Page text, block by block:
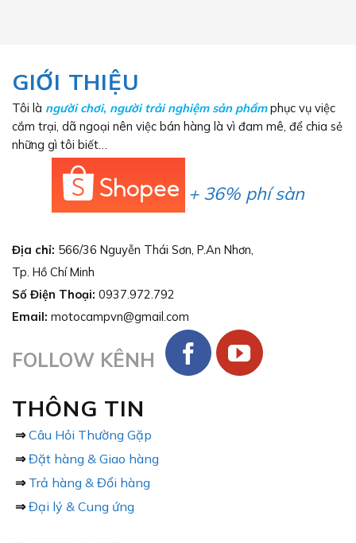
GIỚI THIỆU
Tôi là người chơi, người trải nghiệm sản phẩmphục vụ việc
cắm trại, dã ngoại nên việc bán hàng là vì đam mê, để chia sẻ
những gì tôi biết…
+ 36% phí sàn
Địa chỉ: 566/36 Nguyễn Thái Sơn, P.An Nhơn,
Tp. Hồ Chí Minh
Số Điện Thoại: 0937.972.792
Email: motocampvn@gmail.com
FOLLOW KÊNH
THÔNG TIN
⇒ Câu Hỏi Thường Gặp
⇒ Đặt hàng & Giao hàng
⇒ Trả hàng & Đổi hàng
⇒ Đại lý & Cung ứng